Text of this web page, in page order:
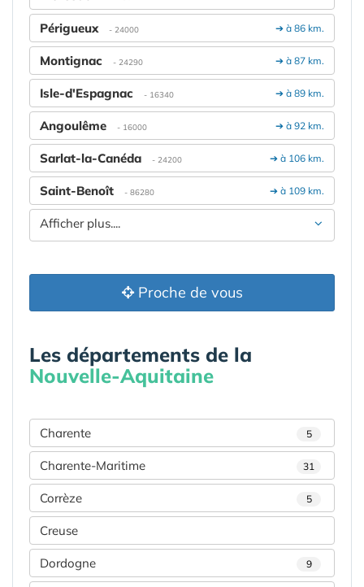
➔ à 86 km.
Périgueux - 24000
➔ à 87 km.
Montignac - 24290
➔ à 89 km.
Isle-d'Espagnac - 16340
➔ à 92 km.
Angoulême - 16000
➔ à 106 km.
Sarlat-la-Canéda - 24200
➔ à 109 km.
Saint-Benoît - 86280
Afficher plus....
Proche de vous
Les départements de la
Nouvelle-Aquitaine
Charente 5
Charente-Maritime 31
Corrèze 5
Creuse
Dordogne 9